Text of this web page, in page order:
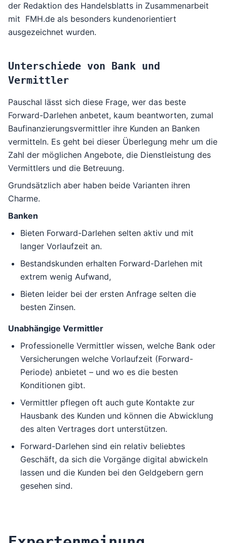
der Redaktion des Handelsblatts in Zusammenarbeit
mit FMH.de als besonders kundenorientiert
ausgezeichnet wurden.
Unterschiede von Bank und
Vermittler
Pauschal lässt sich diese Frage, wer das beste
Forward-Darlehen anbetet, kaum beantworten, zumal
Baufinanzierungsvermittler ihre Kunden an Banken
vermitteln. Es geht bei dieser Überlegung mehr um die
Zahl der möglichen Angebote, die Dienstleistung des
Vermittlers und die Betreuung.
Grundsätzlich aber haben beide Varianten ihren
Charme.
Banken
Bieten Forward-Darlehen selten aktiv und mit
langer Vorlaufzeit an.
Bestandskunden erhalten Forward-Darlehen mit
extrem wenig Aufwand,
Bieten leider bei der ersten Anfrage selten die
besten Zinsen.
Unabhängige Vermittler
Professionelle Vermittler wissen, welche Bank oder
Versicherungen welche Vorlaufzeit (Forward-
Periode) anbietet – und wo es die besten
Konditionen gibt.
Vermittler pflegen oft auch gute Kontakte zur
Hausbank des Kunden und können die Abwicklung
des alten Vertrages dort unterstützen.
Forward-Darlehen sind ein relativ beliebtes
Geschäft, da sich die Vorgänge digital abwickeln
lassen und die Kunden bei den Geldgebern gern
gesehen sind.